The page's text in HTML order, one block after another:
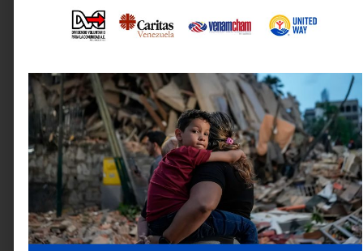
Nombre*
Correo electrónico*
Web